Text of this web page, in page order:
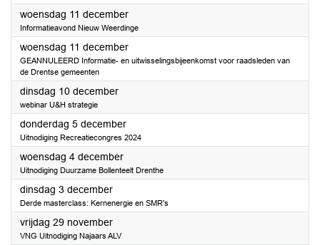
woensdag 11 december2024
Informatieavond Nieuw Weerdinge
woensdag 11 december2024
GEANNULEERD Informatie- en uitwisselingsbijeenkomst voor raadsleden van
de Drentse gemeenten
dinsdag 10 december2024
webinar U&H strategie
donderdag 5 december2024
Uitnodiging Recreatiecongres 2024
woensdag 4 december2024
Uitnodiging Duurzame Bollenteelt Drenthe
dinsdag 3 december2024
Derde masterclass: Kernenergie en SMR's
vrijdag 29 november2024
VNG Uitnodiging Najaars ALV